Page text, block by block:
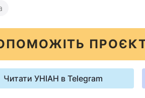
Читати УНІАН в Telegram